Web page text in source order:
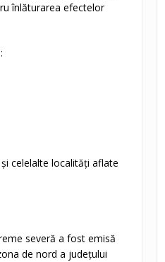
înlăturarea efectelor
celelalte localități aflate
severă a fost emisă
de nord a județului